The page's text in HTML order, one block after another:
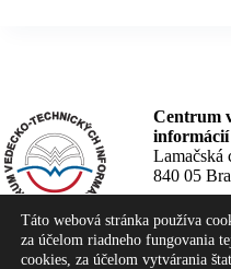
Centrum
informácií
Lamačská
840 05
Helpdesk
2/222 001
Táto webová stránka používa
za účelom riadneho fungovania
cookies, za účelom vytvárania